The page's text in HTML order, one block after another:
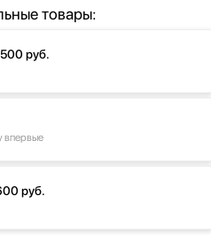
товары:
руб.
впервые
руб.